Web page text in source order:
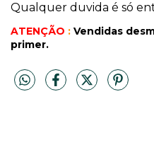
Qualquer duvida é só
ATENÇÃO : Vendidas
primer.